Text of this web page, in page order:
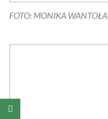
FOTO: MONIKA WANTOŁA